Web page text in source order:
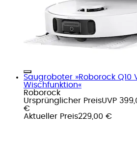
Saugroboter »Roborock Q10
Wischfunktion«
Roborock
Ursprünglicher PreisUVP
€
Aktueller Preis229,00 €